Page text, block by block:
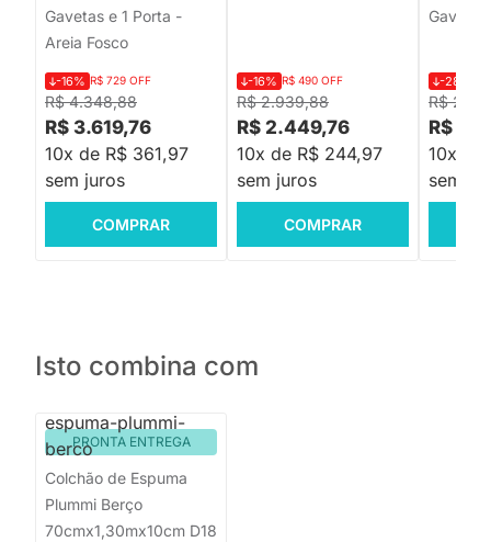
Gavetas e 1 Porta -
Areia Fosco
R$ 4.348,88
-16% R$ 729 OFF
R$ 3.619,76
10x de R$ 361,97
sem juros
COMPRAR
R$ 2.939,88
-16% R$ 490 OFF
R$ 2.449,76
10x de R$ 244,97
sem juros
COMPRAR
R$
-28%
R$
10x de
sem
Isto combina com
PRONTA ENTREGA
Colchão de Espuma
Plummi Berço
70cmx1,30mx10cm D18